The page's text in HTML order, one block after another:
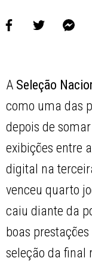
A Seleção
como uma das
depois de
exibições entre
digital na
venceu quarto
caiu diante da
boas
seleção da final